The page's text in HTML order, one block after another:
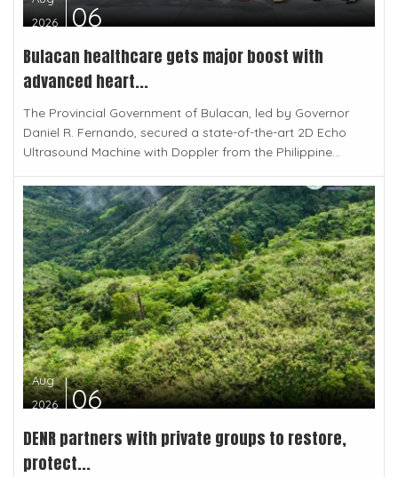
2026
06
Bulacan healthcare gets major boost with
advanced heart...
The Provincial Government of Bulacan, led by Governor
Daniel R. Fernando, secured a state-of-the-art 2D Echo
Ultrasound Machine with Doppler from the Philippine...
Aug
2026
06
DENR partners with private groups to restore,
protect...